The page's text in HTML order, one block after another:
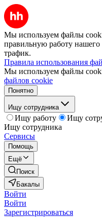
Мы используем файлы
правильную работу нашего
трафик.
Правила использования
Мы используем файлы
файлов cookie
Понятно
Ищу сотрудника
Ищу работу
Ищу
Ищу сотрудника
Сервисы
Помощь
Ещё
Поиск
Бакалы
Войти
Войти
Зарегистрироваться